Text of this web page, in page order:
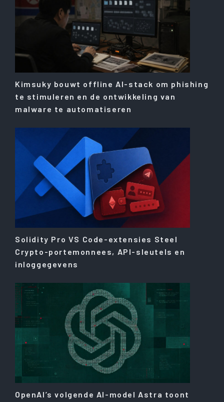
Kimsuky bouwt offline AI-stack om phishing
te stimuleren en de ontwikkeling van
malware te automatiseren
Solidity Pro VS Code-extensies Steel
Crypto-portemonnees, API-sleutels en
inloggegevens
OpenAI’s volgende AI-model Astra toont